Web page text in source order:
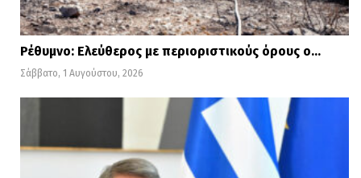
Ρέθυμνο: Ελεύθερος με περιοριστικούς όρους ο…
Σάββατο, 1 Αυγούστου, 2026